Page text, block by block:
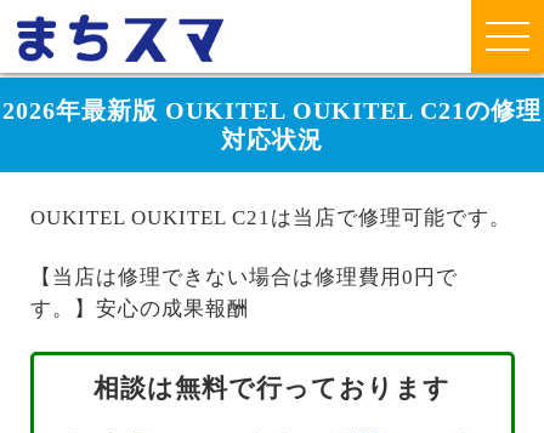
2026年最新版 OUKITEL OUKITEL C21の修理
対応状況
OUKITEL OUKITEL C21は当店で修理可能です。
【当店は修理できない場合は修理費用0円で
す。】安心の成果報酬
相談は無料で行っております